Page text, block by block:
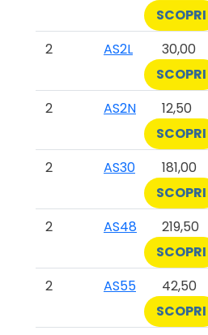
SCOPRI
2
AS2L 30,00
SCOPRI
2
AS2N 12,50
SCOPRI
2
AS30 181,00
SCOPRI
2
AS48 219,50
SCOPRI
2
AS55 42,50
SCOPRI